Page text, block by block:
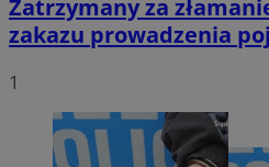
Zatrzymany za
zakazu prowadzenia
1